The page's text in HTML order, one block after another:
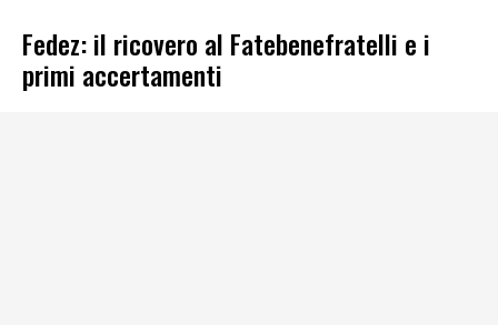
Fedez: il ricovero al Fatebenefratelli e i
primi accertamenti